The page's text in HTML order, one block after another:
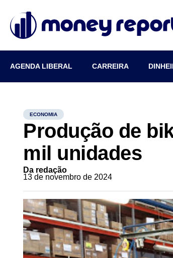
AGENDA LIBERAL CARREIRA
ECONOMIA
Produção de
mil unidades
Da redação
13 de novembro de 2024